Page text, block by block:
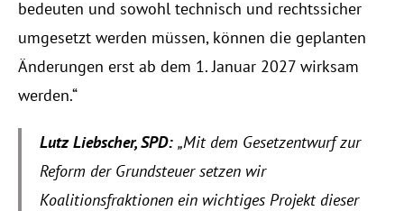
bedeuten und sowohl technisch und rechtssicher
umgesetzt werden müssen, können die geplanten
Änderungen erst ab dem 1. Januar 2027 wirksam
werden.“
Lutz Liebscher, SPD: „Mit dem Gesetzentwurf zur
Reform der Grundsteuer setzen wir
Koalitionsfraktionen ein wichtiges Projekt dieser